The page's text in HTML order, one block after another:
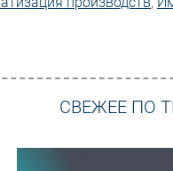
СВЕЖЕЕ ПО